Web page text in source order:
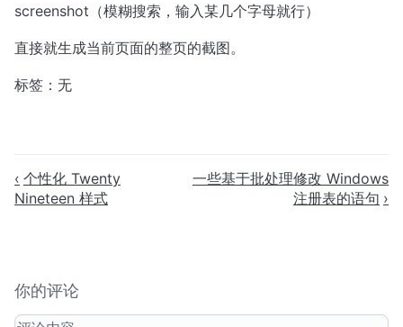
screenshot（模糊搜索，输入某几个字母就行）
直接就生成当前页面的整页的截图。
标签：无
个性化 Twenty
Nineteen 样式
一些基于批处理修改 Windows
注册表的语句
你的评论